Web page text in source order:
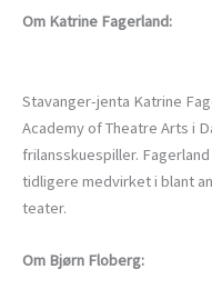
Om Katrine Fagerland:
Stavanger-jenta Katrine
Academy of Theatre Arts i
frilansskuespiller.
tidligere medvirket i blant
teater.
Om Bjørn Floberg: